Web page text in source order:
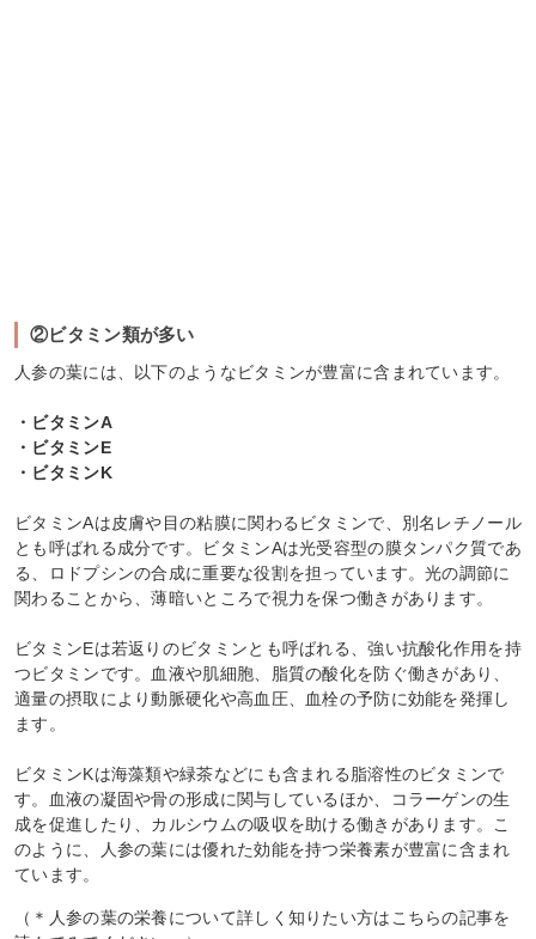
②ビタミン類が多い
人参の葉には、以下のようなビタミンが豊富に含まれています。
・ビタミンA
・ビタミンE
・ビタミンK
ビタミンAは皮膚や目の粘膜に関わるビタミンで、別名レチノール
とも呼ばれる成分です。ビタミンAは光受容型の膜タンパク質であ
る、ロドプシンの合成に重要な役割を担っています。光の調節に
関わることから、薄暗いところで視力を保つ働きがあります。
ビタミンEは若返りのビタミンとも呼ばれる、強い抗酸化作用を持
つビタミンです。血液や肌細胞、脂質の酸化を防ぐ働きがあり、
適量の摂取により動脈硬化や高血圧、血栓の予防に効能を発揮し
ます。
ビタミンKは海藻類や緑茶などにも含まれる脂溶性のビタミンで
す。血液の凝固や骨の形成に関与しているほか、コラーゲンの生
成を促進したり、カルシウムの吸収を助ける働きがあります。こ
のように、人参の葉には優れた効能を持つ栄養素が豊富に含まれ
ています。
（＊人参の葉の栄養について詳しく知りたい方はこちらの記事を